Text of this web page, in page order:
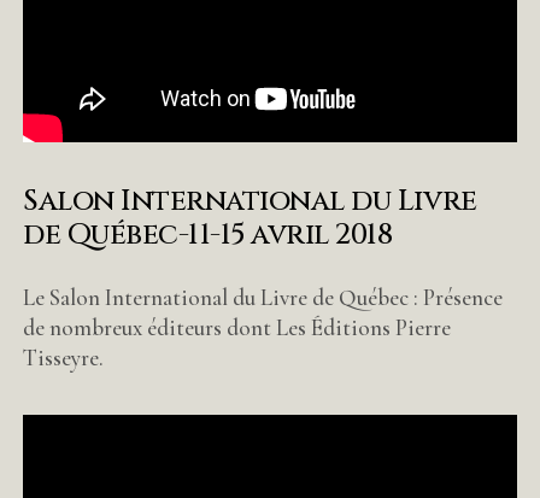
Salon International du Livre
de Québec-11-15 avril 2018
Le Salon International du Livre de Québec : Présence
de nombreux éditeurs dont Les Éditions Pierre
Tisseyre.